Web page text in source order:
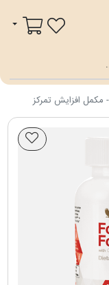
سبد خرید
مکمل افزایش تمرکز